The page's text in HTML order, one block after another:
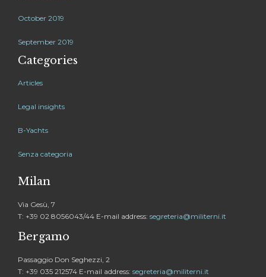
October 2019
September 2019
Categories
Articles
Legal insights
B-Yachts
Senza categoria
Milan
Via Gesù, 7
T: +39 02 8056043/44 E-mail address: segreteria@militerni.it
Bergamo
Passaggio Don Seghezzi, 2
T: +39 035 212574 E-mail address: segreteria@militerni.it